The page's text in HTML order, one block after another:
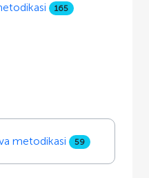
165
metodikasi 59